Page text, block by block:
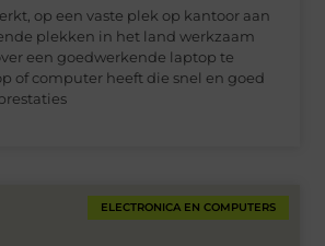
op een vaste plek op kantoor aan
plekken in het land werkzaam
een goedwerkende laptop te
of computer heeft die snel en goed
ELECTRONICA EN COMPUTERS